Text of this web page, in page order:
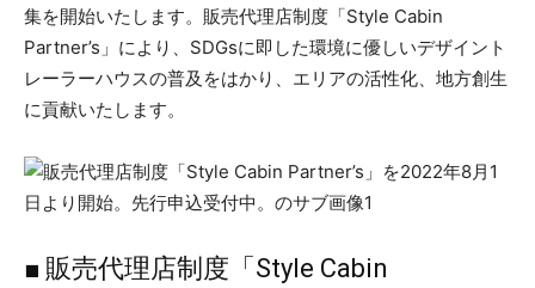
集を開始いたします。販売代理店制度「Style Cabin
Partner’s」により、SDGsに即した環境に優しいデザイント
レーラーハウスの普及をはかり、エリアの活性化、地方創生
に貢献いたします。
■ 販売代理店制度「Style Cabin